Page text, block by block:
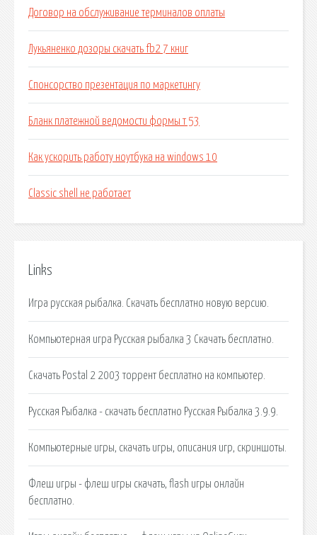
Договор на обслуживание терминалов оплаты
Лукьяненко дозоры скачать fb2 7 книг
Спонсорство презентация по маркетингу
Бланк платежной ведомости формы т 53
Как ускорить работу ноутбука на windows 10
Classic shell не работает
Links
Игра русская рыбалка. Скачать бесплатно новую версию.
Компьютерная игра Русская рыбалка 3 Скачать бесплатно.
Скачать Postal 2 2003 торрент бесплатно на компьютер.
Русская Рыбалка - скачать бесплатно Русская Рыбалка 3.9.9.
Компьютерные игры, скачать игры, описания игр, скриншоты.
Флеш игры - флеш игры скачать, flash игры онлайн
бесплатно.